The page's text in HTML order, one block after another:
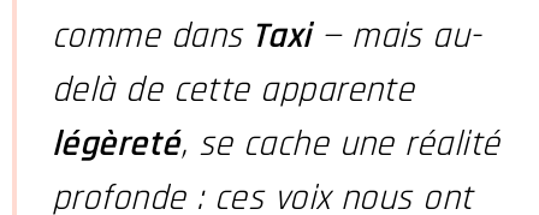
comme dansTaxi— mais au-
delà de cette apparente
légèreté, se cache une réalité
profonde : ces voix nous ont